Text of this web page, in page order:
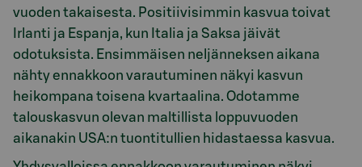
vuoden takaisesta. Positiivisimmin kasvua toivat
Irlanti ja Espanja, kun Italia ja Saksa jäivät
odotuksista. Ensimmäisen neljänneksen aikana
nähty ennakkoon varautuminen näkyi kasvun
heikompana toisena kvartaalina. Odotamme
talouskasvun olevan maltillista loppuvuoden
aikanakin USA:n tuontitullien hidastaessa kasvua.